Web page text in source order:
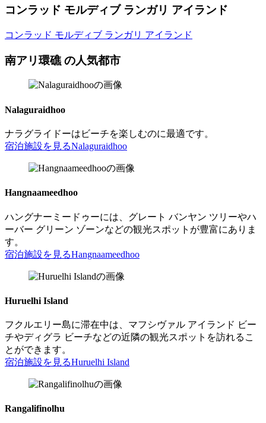
コンラッド モルディブ ランガリ アイランド
コンラッド モルディブ ランガリ アイランド
南アリ環礁 の人気都市
Nalaguraidhoo
ナラグライドーはビーチを楽しむのに最適です。
宿泊施設を見るNalaguraidhoo
Hangnaameedhoo
ハングナーミードゥーには、グレート バンヤン ツリーやハ
ーバー グリーン ゾーンなどの観光スポットが豊富にありま
す。
宿泊施設を見るHangnaameedhoo
Huruelhi Island
フクルエリー島に滞在中は、マフシヴァル アイランド ビー
チやディグラ ビーチなどの近隣の観光スポットを訪れるこ
とができます。
宿泊施設を見るHuruelhi Island
Rangalifinolhu